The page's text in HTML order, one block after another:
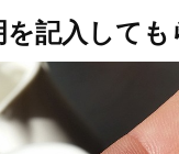
を記入して